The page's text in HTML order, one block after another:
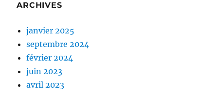
ARCHIVES
janvier 2025
septembre 2024
février 2024
juin 2023
avril 2023